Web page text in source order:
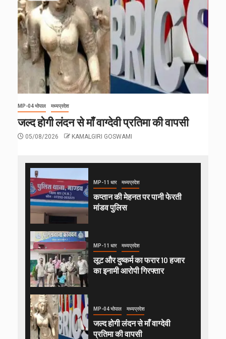
MP-04 भोपाल मध्यप्रदेश
जल्द होगी लंदन से माँ वाग्देवी प्रतिमा की वापसी
05/08/2026 KAMALGIRI GOSWAMI
MP-11 धार मध्यप्रदेश
कप्तान की मेहनत पर पानी फेरती
मांडव पुलिस
MP-11 धार मध्यप्रदेश
लूट और दुष्कर्म का फरार 10 हजार
का इनामी आरोपी गिरफ्तार
MP-04 भोपाल मध्यप्रदेश
जल्द होगी लंदन से माँ वाग्देवी
प्रतिमा की वापसी